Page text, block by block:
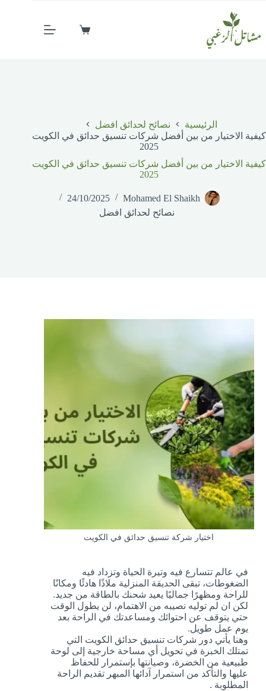
الرئيسية
نصائح لحدائق افضل
كيفية الاختيار من بين أفضل شركات تنسيق حدائق في الكويت
2025
كيفية الاختيار من بين أفضل شركات تنسيق حدائق في الكويت
2025
Mohamed El Shaikh
24/10/2025
نصائح لحدائق افضل
اختيار شركة تنسيق حدائق في الكويت
في عالم تتسارع فيه وتيرة الحياة وتزداد فيه
الضغوطات، تبقى الحديقة المنزلية ملاذًا هادئًا ومكانًا
للراحة ومظهرًا جماليًا يعيد شحنك بالطاقة من جديد.
لكن ان لم توليه نصيبه من الاهتمام، لن يطول الوقت
حتي يتوقف عن احتوائك ومساعدتك في الراحة بعد
يوم عمل طويل.
وهنا يأتي دور شركات تنسيق حدائق الكويت التي
تمتلك الخبرة في تحويل أي مساحة خارجية إلى لوحة
طبيعية من الخضرة، وصيانتها بإستمرار للحفاظ
عليها والتأكد من استمرار آدائها المبهر تقديم الراحة
المطلوبة .